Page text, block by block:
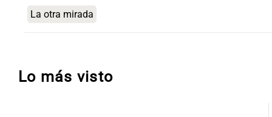
La otra mirada
Lo más visto